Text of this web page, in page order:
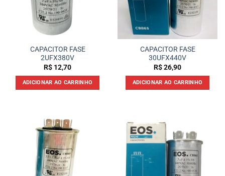
CAPACITOR FASE
2UFX380V
R$ 12,70
ADICIONAR AO CARRINHO
CAPACITOR FASE
30UFX440V
R$26,90
ADICIONAR AO CARRINHO